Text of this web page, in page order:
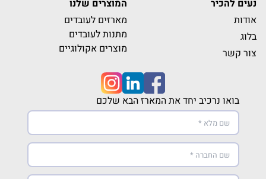
נעים להכיר
אודות
בלוג
צור קשר
המוצרים שלנו
מארזים לעובדים
מתנות לעובדים
מוצרים אקולוגיים
בואו נרכיב יחד את המארז הבא שלכם